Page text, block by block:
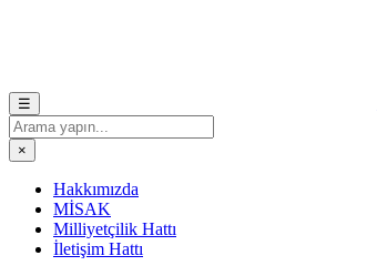
☰
×
Hakkımızda
MİSAK
Milliyetçilik Hattı
İletişim Hattı